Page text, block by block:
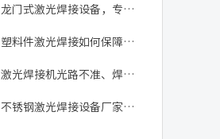
龙门式激光焊接设备，专注新能源电池模组精密焊接量产
塑料件激光焊接如何保障成品质量与良率
激光焊接机光路不准、焊点偏差如何调试修复？
不锈钢激光焊接设备厂家：告别返工困扰，助力车间产能跃升